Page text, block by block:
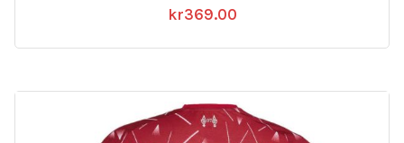
kr369.00